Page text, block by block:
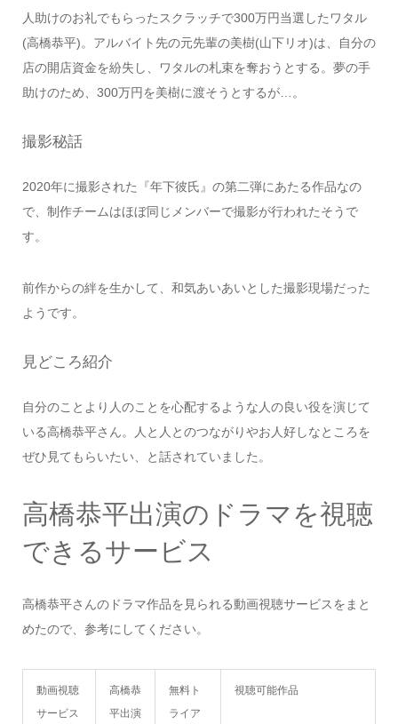
人助けのお礼でもらったスクラッチで300万円当選したワタル
(高橋恭平)。アルバイト先の元先輩の美樹(山下リオ)は、自分の
店の開店資金を紛失し、ワタルの札束を奪おうとする。夢の手
助けのため、300万円を美樹に渡そうとするが…。
撮影秘話
2020年に撮影された『年下彼氏』の第二弾にあたる作品なの
で、制作チームはほぼ同じメンバーで撮影が行われたそうで
す。
前作からの絆を生かして、和気あいあいとした撮影現場だった
ようです。
見どころ紹介
自分のことより人のことを心配するような人の良い役を演じて
いる高橋恭平さん。人と人とのつながりやお人好しなところを
ぜひ見てもらいたい、と話されていました。
高橋恭平出演のドラマを視聴
できるサービス
高橋恭平さんのドラマ作品を見られる動画視聴サービスをまと
めたので、参考にしてください。
動画視聴
サービス
高橋恭
平出演
無料ト
ライア
視聴可能作品